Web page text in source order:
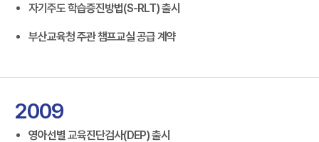
자기주도 학습증진방법(S-RLT) 출시
부산교육청 주관 챔프교실 공급 계약
2009
영아선별 교육진단검사(DEP) 출시